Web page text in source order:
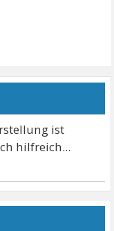
ist
hilfreich...